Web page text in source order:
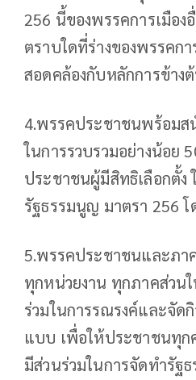
256 นี้ของพรรคการเมือง
ตราบใดที่ร่างของพรรคก
สอดคล้องกับหลักการข้าง
4.พรรคประชาชนพร้อม
ในการรวบรวมอย่างน้อย
ประชาชนผู้มีสิทธิเลือกตั้ง
รัฐธรรมนูญ มาตรา 256
5.พรรคประชาชนและภา
ทุกหน่วยงาน ทุกภาคส่วน
ร่วมในการรณรงค์และจัด
แบบ เพื่อให้ประชาชนทุก
มีส่วนร่วมในการจัดทำรัฐ